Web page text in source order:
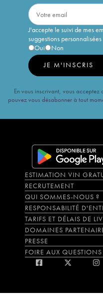
J'accepte le suivi de mes
suggestions personnalisées
Oui
Non
JE M'INSCRIS
En vous inscrivant, vous
pouvez vous désabonner à tout
ESTIMATION VIN
RECRUTEMENT
QUI SOMMES-NOUS ?
RESPONSABILITÉ
TARIFS ET DÉLAIS DE
DOMAINES
PRESSE
FOIRE AUX QUESTIONS